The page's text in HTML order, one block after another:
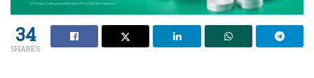
34
SHARES